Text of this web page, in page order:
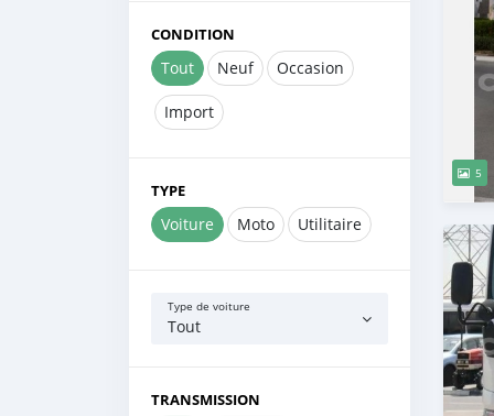
CONDITION
Tout Neuf Occasion
Import
TYPE
Voiture Moto Utilitaire
Type de voiture
Tout
TRANSMISSION
5